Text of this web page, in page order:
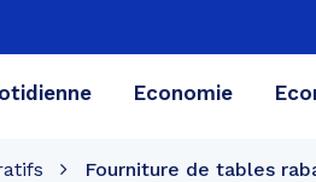
Economie
Fourniture de tables